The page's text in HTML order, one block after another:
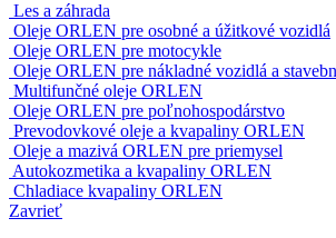
Les a záhrada
Oleje ORLEN pre osobné a úžitkové vozidlá
Oleje ORLEN pre motocykle
Oleje ORLEN pre nákladné vozidlá a
Multifunčné oleje ORLEN
Oleje ORLEN pre poľnohospodárstvo
Prevodovkové oleje a kvapaliny ORLEN
Oleje a mazivá ORLEN pre priemysel
Autokozmetika a kvapaliny ORLEN
Chladiace kvapaliny ORLEN
Zavrieť